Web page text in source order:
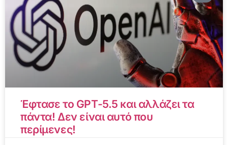
Έφτασε το GPT-5.5 και αλλάζει τα
πάντα! Δεν είναι αυτό που
περίμενες!